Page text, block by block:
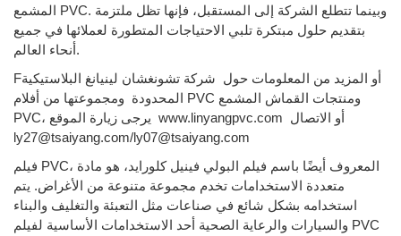
المشمع PVC. وبينما تتطلع الشركة إلى المستقبل، فإنها تظل ملتزمة
بتقديم حلول مبتكرة تلبي الاحتياجات المتطورة لعملائها في جميع
أنحاء العالم.
Fأو المزيد من المعلومات حول شركة تشونغشان لينيانغ البلاستيكية
المحدودة ومجموعتها من أفلام PVC ومنتجات القماش المشمع
www.linyangpvc.com أو الاتصال
ly27@tsaiyang.com/ly07@tsaiyang.com
فيلم PVC، المعروف أيضًا باسم فيلم البولي فينيل كلورايد، هو مادة
متعددة الاستخدامات تخدم مجموعة متنوعة من الأغراض. يتم
استخدامه بشكل شائع في صناعات مثل التعبئة والتغليف والبناء
والسيارات والرعاية الصحية أحد الاستخدامات الأساسية لفيلم PVC